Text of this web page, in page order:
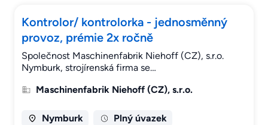
Kontrolor/ kontrolorka - jednosměnný
provoz, prémie 2x ročně
Společnost Maschinenfabrik Niehoff (CZ), s.r.o.
Nymburk, strojírenská firma se…
Maschinenfabrik Niehoff (CZ), s.r.o.
Nymburk Plný úvazek